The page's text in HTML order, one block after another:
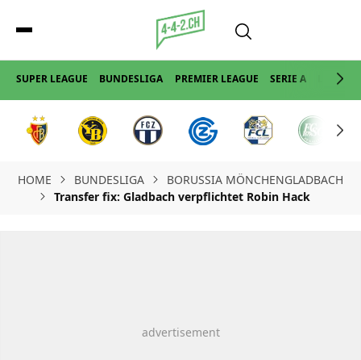
SUPER LEAGUE BUNDESLIGA PREMIER LEAGUE SERIE A LA LIGA
HOME BUNDESLIGA
BORUSSIA MÖNCHENGLADBACH
Transfer fix: Gladbach verpflichtet Robin Hack